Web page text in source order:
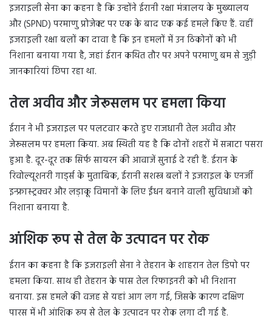
इजराइली सेना का कहना है कि उन्होंने ईरानी रक्षा मंत्रालय के मुख्यालय
और (SPND) परमाणु प्रोजेक्ट पर एक के बाद एक कई हमले किए हैं. वहीं
इजराइली रक्षा बलों का दावा है कि इन हमलों में उन ठिकोनों को भी
निशाना बनाया गया है, जहां ईरान कथित तौर पर अपने परमाणु बम से जुड़ी
जानकारियां छिपा रहा था.
तेल अवीव और जेरूसलम पर हमला किया
ईरान ने भी इजराइल पर पलटवार करते हुए राजधानी तेल अवीव और
जेरूसलम पर हमला किया. अब स्थिती यह है कि दोनों शहरों में सन्नाटा पसरा
हुआ है. दूर-दूर तक सिर्फ सायरन की आवाजें सुनाई दे रही हैं. ईरान के
रिवोल्यूशनरी गार्ड्स के मुताबिक, ईरानी सशस्त्र बलों ने इजराइल के एनर्जी
इन्फ्रास्ट्रक्चर और लड़ाकू विमानों के लिए ईंधन बनाने वाली सुविधाओं को
निशाना बनाया है.
आंशिक रूप से तेल के उत्पादन पर रोक
ईरान का कहना है कि इजराइली सेना ने तेहरान के शाहरान तेल डिपो पर
हमला किया. साथ ही तेहरान के पास तेल रिफाइनरी को भी निशाना
बनाया. इस हमले की वजह से यहां आग लग गई, जिसके कारण दक्षिण
पारस में भी आंशिक रूप से तेल के उत्पादन पर रोक लगा दी गई है.